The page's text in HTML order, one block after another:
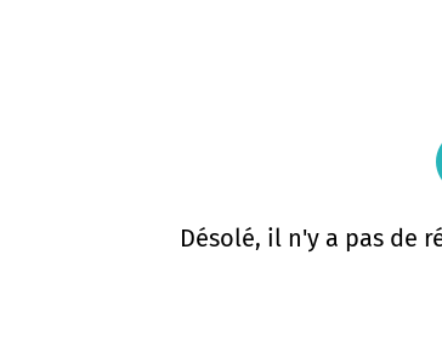
Désolé, il n'y a pas de